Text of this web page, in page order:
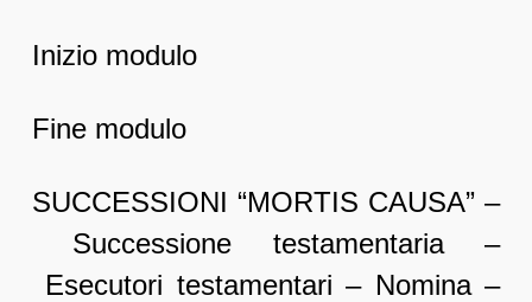
Inizio modulo
Fine modulo
SUCCESSIONI “MORTIS CAUSA” –
Successione testamentaria –
Esecutori testamentari – Nomina –